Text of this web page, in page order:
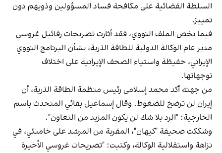
السلطة القضائية على مكافحة فساد المسؤولين وذويهم دون
تمييز.
فيما يخص الملف النووي، فقد أثارت تصريحات رفائيل غروسي
مدير عام الوكالة الدولية للطاقة الذرية، بشأن البرنامج النووي
الإيراني، حفيظة واستياء الصحف الإيرانية على اختلاف
توجهاتها.
من جهته أكد محمد إسلامى رئيس منظمة الطاقة الذرية، أن
إيران لن ترضخ للضغوط. وقال إسماعيل بقائي المتحدث باسم
الخارجية: "الرد بلا شك لن يكون المزيد من التعاون".
وشككت صحيفة "كيهان"، المقربة من المرشد على خامنئي، في
نزاهة واستقلالية الوكالة، وكتبت: "تصريحات غروسي الأخيرة